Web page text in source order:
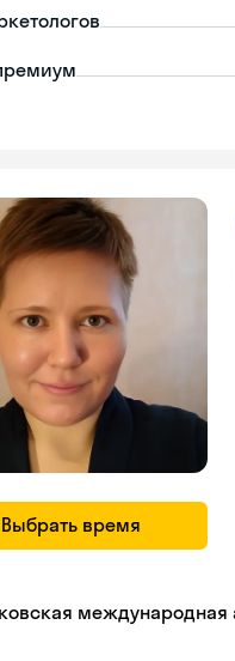
Выбрать время
международная